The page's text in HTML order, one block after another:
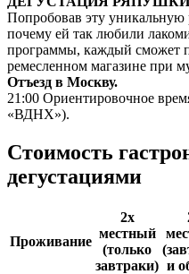
Попробовав эту
почему ей так любили
программы, каждый сможет
ремесленном магазине при
Отъезд в Москву.
21:00 Ориентировочное
«ВДНХ»).
Стоимость
дегустациями
Проживание
2х
местный
(только
завтраки) и